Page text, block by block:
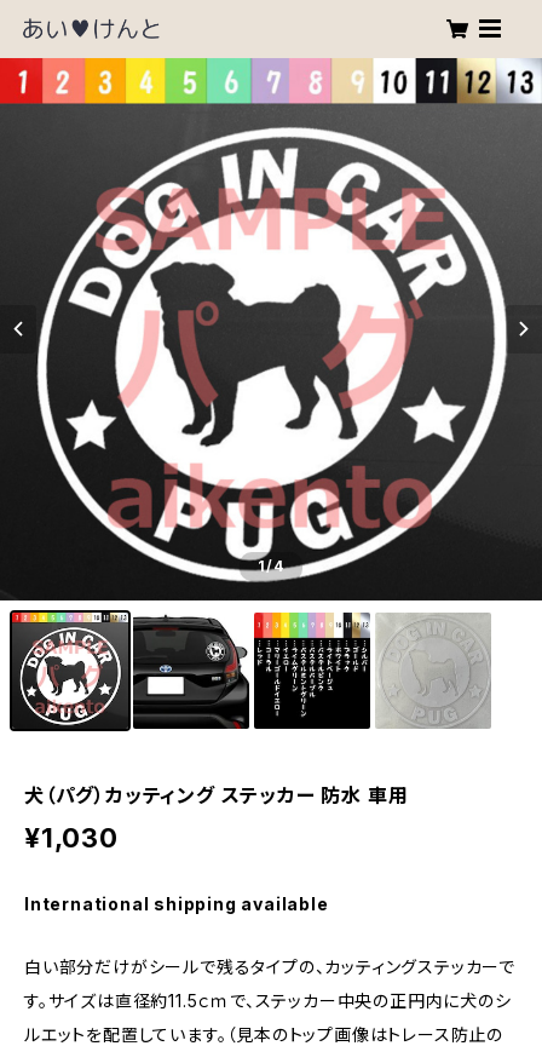
1/4
犬（パグ）カッティング ステッカー 防水 車用
¥1,030
International shipping available
白い部分だけがシールで残るタイプの、カッティングステッカーで
す。サイズは直径約11.5ｃｍで、ステッカー中央の正円内に犬のシ
ルエットを配置しています。（見本のトップ画像はトレース防止の